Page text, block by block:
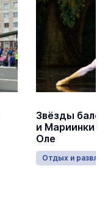
Звёзды
и Мариинки
Оле
Отдых и